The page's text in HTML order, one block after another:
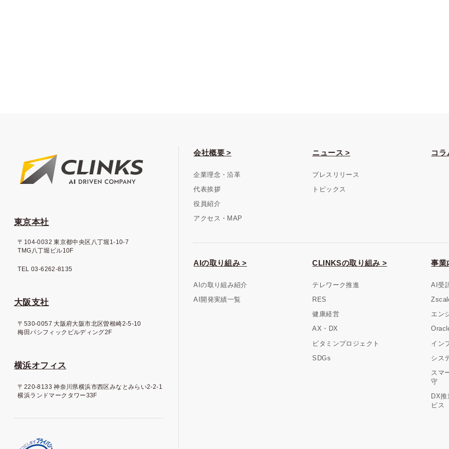
東京本社
〒104-0032 東京都中央区八丁堀1-10-7
TMG八丁堀ビル10F
TEL 03-6262-8135
大阪支社
〒530-0057 大阪府大阪市北区曽根崎2-5-10
梅田パシフィックビルディング2F
横浜オフィス
〒220-8133 神奈川県横浜市西区みなとみらい2-2-1
横浜ランドマークタワー33F
会社概要 >
企業理念・沿革
代表挨拶
役員紹介
アクセス・MAP
ニュース >
プレスリリース
トピックス
コラ
AIの取り組み >
AIの取り組み紹介
AI開発実績一覧
CLINKSの取り組み >
テレワーク推進
RES
健康経営
AX・DX
ビタミンプロジェクト
SDGs
事業
AI受
エン
イン
シス
スマ
守
DX
ビス